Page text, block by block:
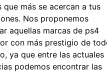
que más se acercan a tus
Nos proponemos
aquellas marcas de ps4
con más prestigio de
ya que entre las actuales
podemos encontrar las